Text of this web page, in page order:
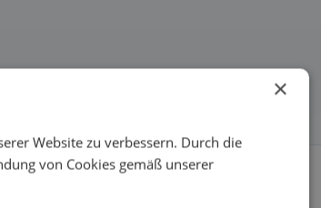
×
Website zu verbessern. Durch die
von Cookies gemäß unserer